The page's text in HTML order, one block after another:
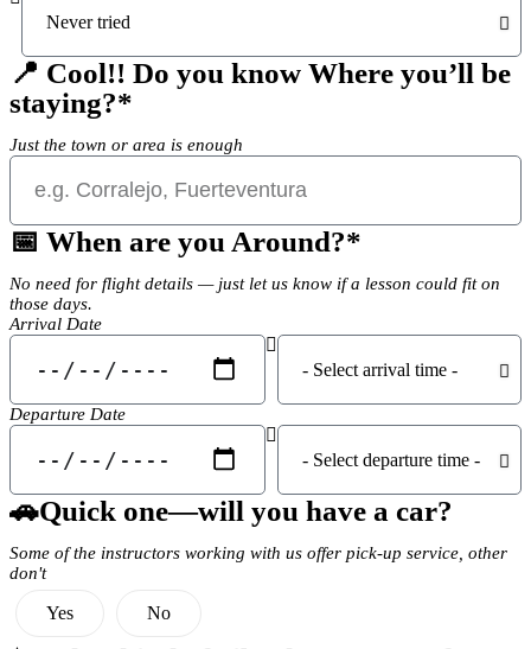
📍 Cool!! Do you know Where you’ll be
staying?*
Just the town or area is enough
📅 When are you Around?*
No need for flight details — just let us know if a lesson could fit on
those days.
Arrival Date
Departure Date
🚗Quick one—will you have a car?
Some of the instructors working with us offer pick-up service, other
don't
Yes No